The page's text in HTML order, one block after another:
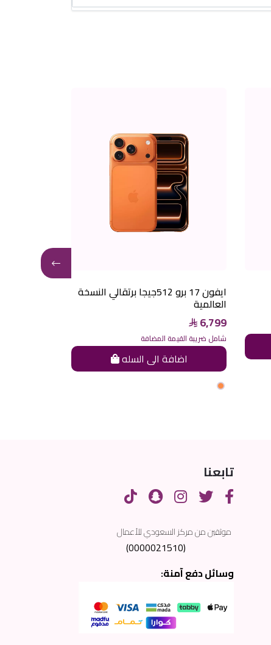
ايفون 17 برو 512جيجا برتقالي النسخة
العالمية
6,799
شامل ضريبة القيمة المضافة
اضافة الى السله
تابعنا
موثقين من مركز السعودي للأعمال
(0000021510)
وسائل دفع آمنة: